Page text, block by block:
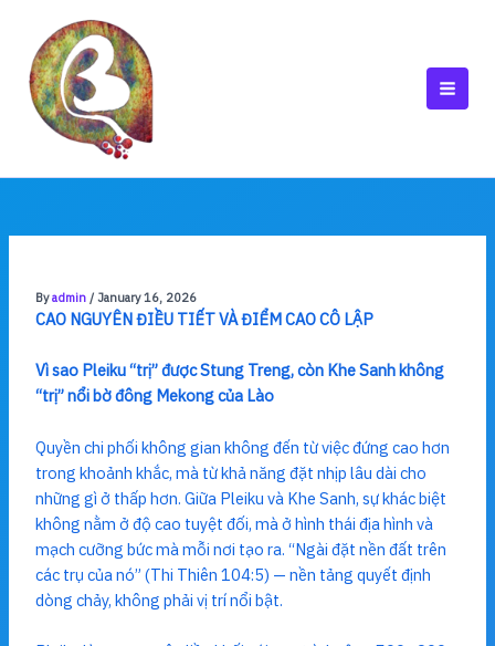
content
Byadmin / January 16, 2026
CAO NGUYÊN ĐIỀU TIẾT VÀ ĐIỂM CAO CÔ LẬP
Vì sao Pleiku “trị” được Stung Treng, còn Khe Sanh không
“trị” nổi bờ đông Mekong của Lào
Quyền chi phối không gian không đến từ việc đứng cao hơn
trong khoảnh khắc, mà từ khả năng đặt nhịp lâu dài cho
những gì ở thấp hơn. Giữa Pleiku và Khe Sanh, sự khác biệt
không nằm ở độ cao tuyệt đối, mà ở hình thái địa hình và
mạch cưỡng bức mà mỗi nơi tạo ra. “Ngài đặt nền đất trên
các trụ của nó” (Thi Thiên 104:5) — nền tảng quyết định
dòng chảy, không phải vị trí nổi bật.